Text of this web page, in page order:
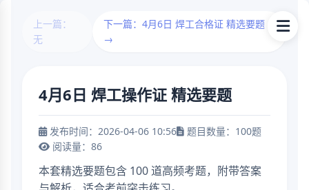
上一篇：
无
下一篇：4月6日 焊工合格证 精选要题
→
4月6日 焊工操作证 精选要题
发布时间：2026-04-06 10:56
题目数量：100题
阅读量：86
本套精选要题包含 100 道高频考题，附带答案